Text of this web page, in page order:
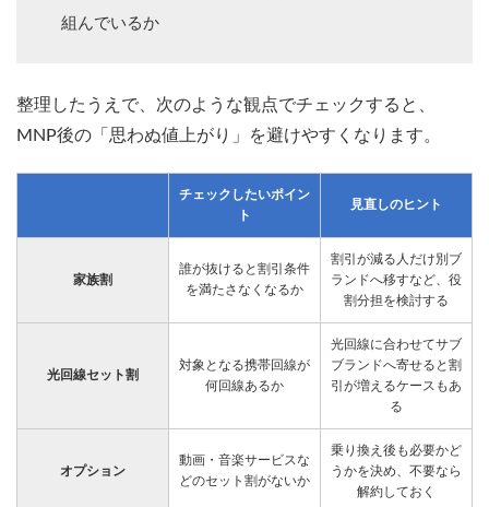
組んでいるか
整理したうえで、次のような観点でチェックすると、
MNP後の「思わぬ値上がり」を避けやすくなります。
チェックしたいポイン
ト
見直しのヒント
家族割
誰が抜けると割引条件
を満たさなくなるか
割引が減る人だけ別ブ
ランドへ移すなど、役
割分担を検討する
光回線セット割
対象となる携帯回線が
何回線あるか
光回線に合わせてサブ
ブランドへ寄せると割
引が増えるケースもあ
る
オプション
動画・音楽サービスな
どのセット割がないか
乗り換え後も必要かど
うかを決め、不要なら
解約しておく